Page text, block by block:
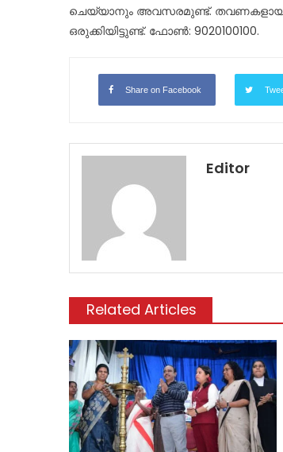
ചെയ്യാനും അവസരമുണ്ട്.
ഒരുക്കിയിട്ടുണ്ട്. ഫോണ്‍: 9020100100.
Share on Facebook
Editor
Related Articles